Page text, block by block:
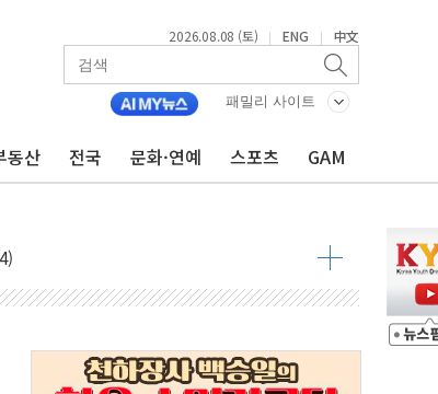
2026.08.08 (토) | ENG | 中文
패밀리 사이트
동산 전국 문화·연예 스포츠 GAM
석 45.09% 정청래 43.27% 송영길 11.63%
·탄약 부족 현실화
…강원 동해안 강한 비 이어져
남성 2명 숨져